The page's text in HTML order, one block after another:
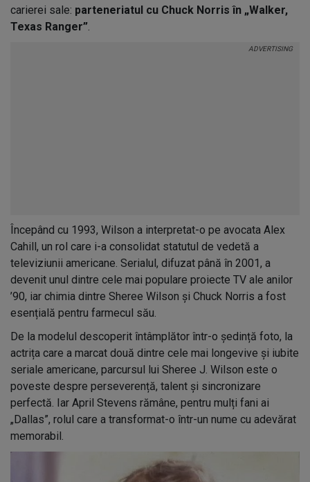
carierei sale: parteneriatul cu Chuck Norris în „Walker,
Texas Ranger”
Începând cu 1993, Wilson a interpretat-o pe avocata Alex
Cahill, un rol care i-a consolidat statutul de vedetă a
televiziunii americane. Serialul, difuzat până în 2001, a
devenit unul dintre cele mai populare proiecte TV ale anilor
’90, iar chimia dintre Sheree Wilson și Chuck Norris a fost
esențială pentru farmecul său.
De la modelul descoperit întâmplător într-o ședință foto, la
actrița care a marcat două dintre cele mai longevive și iubite
seriale americane, parcursul lui Sheree J. Wilson este o
poveste despre perseverență, talent și sincronizare
perfectă. Iar April Stevens rămâne, pentru mulți fani ai
„Dallas”, rolul care a transformat-o într-un nume cu adevărat
memorabil.